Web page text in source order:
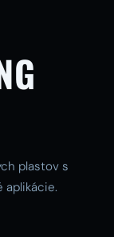
plastov s
aplikácie.